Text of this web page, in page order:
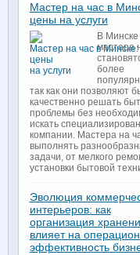
Мастер на час в
цены на услуги
В Минске
мастера
более
так как они позволяют
качественно решать
проблемы без
искать
компании. Мастера на
выполнять
задачи, от мелкого
установки бытовой
Эволюция
интерьеров: как
организация
влияет на
эффективность